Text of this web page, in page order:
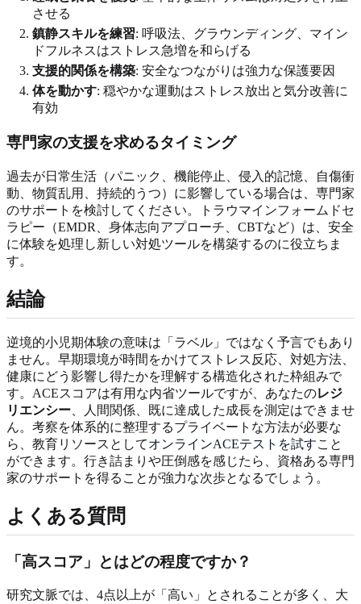
させる
鎮静スキルを練習: 呼吸法、グラウンディング、マイン
ドフルネスはストレス急増を和らげる
支援的関係を構築: 安全なつながりは強力な保護要因
体を動かす: 穏やかな運動はストレス放出と気分改善に
有効
専門家の支援を求めるタイミング
過去が日常生活（パニック、機能停止、侵入的記憶、自傷衝
動、物質乱用、持続的うつ）に影響している場合は、専門家
のサポートを検討してください。トラウマインフォームドセ
ラピー（EMDR、身体志向アプローチ、CBTなど）は、安全
に体験を処理し新しい対処ツールを構築するのに役立ちま
す。
結論
逆境的小児期体験の意味は「ラベル」ではなく予言でもあり
ません。早期環境が時間をかけてストレス反応、対処方法、
健康にどう影響し得たかを理解する構造化された枠組みで
す。ACEスコアは有用な内省ツールですが、あなたのレジ
リエンシー 、人間関係、既に達成した成長を測定はできませ
ん。考察を体系的に整理するプライベートな方法が必要な
ら、教育リソースとしてオンラインACEテストを試すこと
ができます。行き詰まりや圧倒感を感じたら、資格ある専門
家のサポートを得ることが強力な次歩となるでしょう。
よくある質問
「高スコア」とはどの程度ですか？
研究文脈では、4点以上が「高い」とされることが多く、大